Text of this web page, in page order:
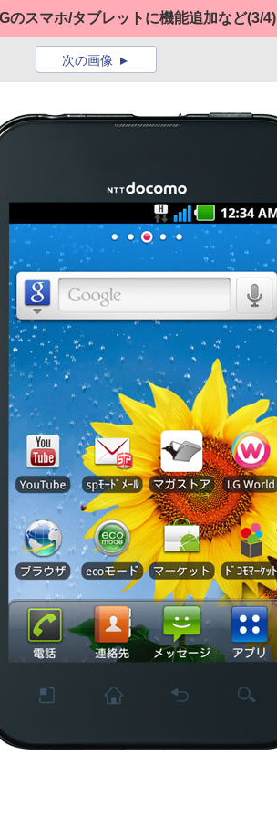
のスマホ/タブレットに機能追加など(3/4)
次の画像